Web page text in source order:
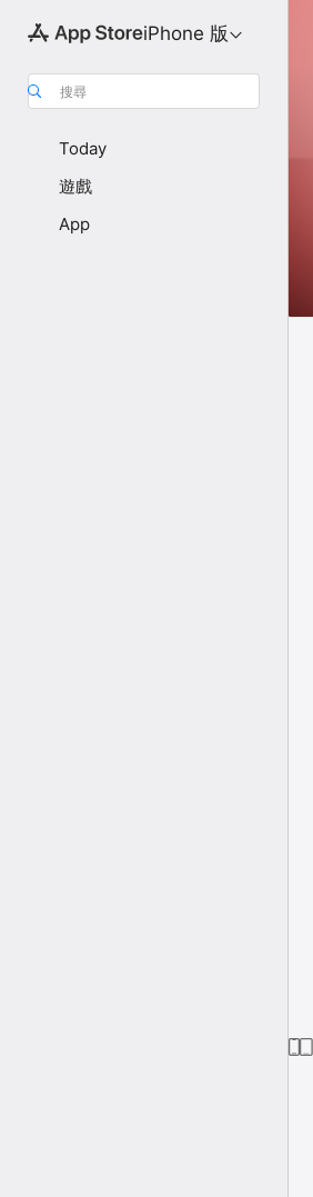
iPhone 版
搜尋
Today
遊戲
App